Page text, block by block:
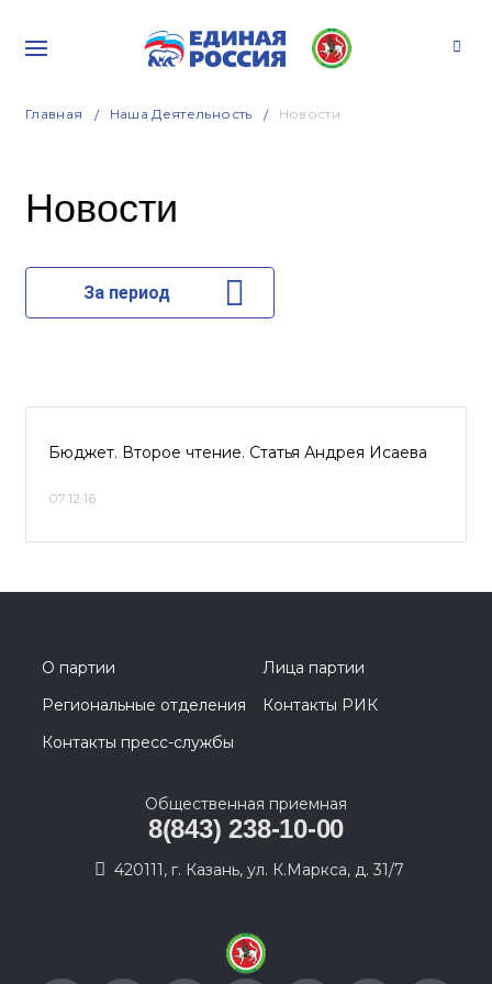
Главная Наша Деятельность Новости
Новости
За период
Бюджет. Второе чтение. Статья Андрея Исаева
07.12.16
О партии
Лица партии
Региональные отделения
Контакты РИК
Контакты пресс-службы
Общественная приемная
8(843) 238-10-00
420111, г. Казань, ул. К.Маркса, д. 31/7